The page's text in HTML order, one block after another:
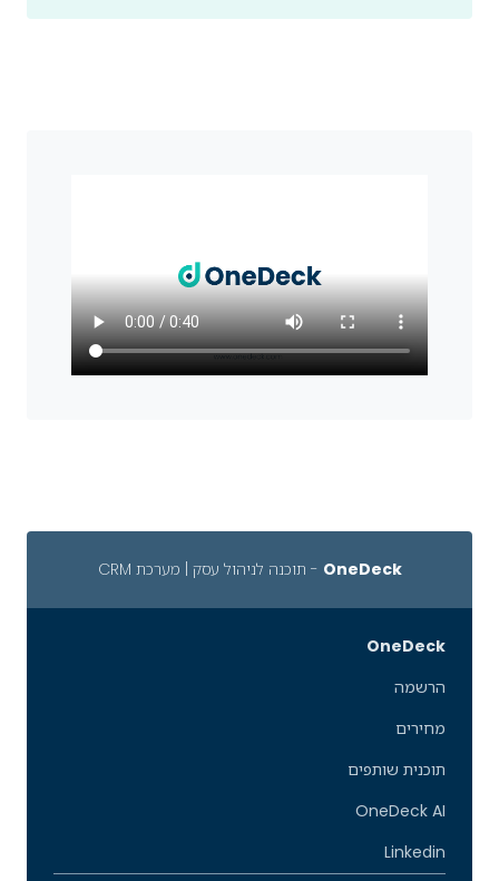
OneDeck - תוכנה לניהול עסק | מערכת CRM
OneDeck
הרשמה
מחירים
תוכנית שותפים
OneDeck AI
Linkedin